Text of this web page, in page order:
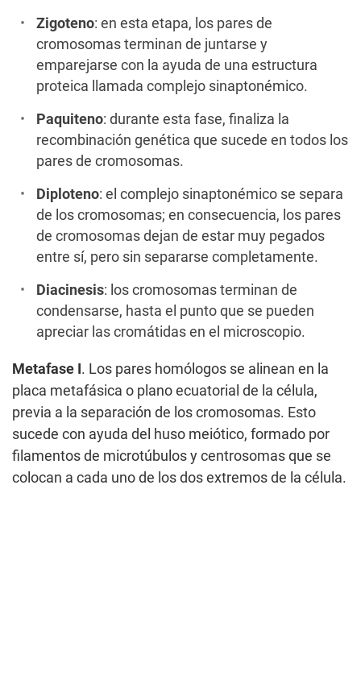
Zigoteno: en esta etapa, los pares de
cromosomas terminan de juntarse y
emparejarse con la ayuda de una estructura
proteica llamada complejo sinaptonémico.
Paquiteno: durante esta fase, finaliza la
recombinación genética que sucede en todos los
pares de cromosomas.
Diploteno: el complejo sinaptonémico se separa
de los cromosomas; en consecuencia, los pares
de cromosomas dejan de estar muy pegados
entre sí, pero sin separarse completamente.
Diacinesis: los cromosomas terminan de
condensarse, hasta el punto que se pueden
apreciar las cromátidas en el microscopio.
Metafase I . Los pares homólogos se alinean en la
placa metafásica o plano ecuatorial de la célula,
previa a la separación de los cromosomas. Esto
sucede con ayuda del huso meiótico, formado por
filamentos de microtúbulos y centrosomas que se
colocan a cada uno de los dos extremos de la célula.